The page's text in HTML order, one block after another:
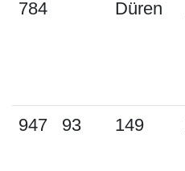
784
Düren
947 93 149